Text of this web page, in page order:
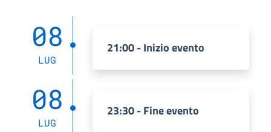
08
LUG
21:00 - Inizio evento
08
LUG
23:30 - Fine evento